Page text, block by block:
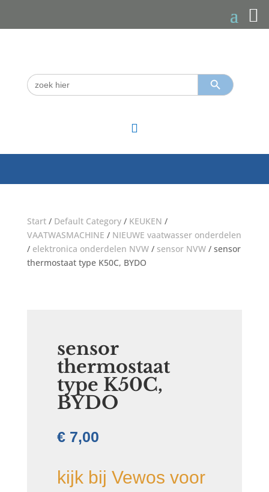
Zoek
naar:
Zoekknop

Start/ Default Category/ KEUKEN /
VAATWASMACHINE / NIEUWE vaatwasser onderdelen
/ elektronica onderdelen NVW/ sensor NVW/ sensor
thermostaat type K50C, BYDO
sensor
thermostaat
type K50C,
BYDO
€7,00
kijk bij Vewos voor